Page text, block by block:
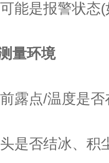
是报警状态(
量环境
点/温度是否
否结冰、积